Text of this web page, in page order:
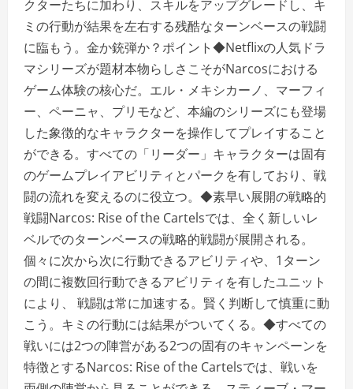
クターたちに加わり、スキルをアップグレードし、キ
ミの行動が結果を左右する残酷なターンベースの戦闘
に臨もう。金か銃弾か？ポイント◆Netflixの人気ドラ
マシリーズが題材本物らしさこそがNarcosにおける
ゲーム体験の核心だ。エル・メキシカーノ、マーフィ
ー、ペーニャ、プリモなど、本編のシリーズにも登場
した象徴的なキャラクターを操作してプレイすること
ができる。すべての「リーダー」キャラクターは固有
のゲームプレイアビリティとパークを有しており、戦
闘の流れを変えるのに役立つ。◆素早い展開の戦略的
戦闘Narcos: Rise of the Cartelsでは、全く新しいレ
ベルでのターンベースの戦略的戦闘が展開される。
個々に次から次に行動できるアビリティや、1ターン
の間に複数回行動できるアビリティを有したユニット
により、 戦闘は常に加速する。賢く判断して慎重に動
こう。キミの行動には結果がついてくる。◆すべての
戦いには2つの陣営がある2つの固有のキャンペーンを
特徴とするNarcos: Rise of the Cartelsでは、戦いを